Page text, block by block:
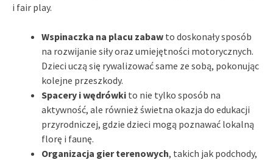
i fair play.
Wspinaczka na placu zabaw to doskonały sposób
na rozwijanie siły oraz umiejętności motorycznych.
Dzieci uczą się rywalizować same ze sobą, pokonując
kolejne przeszkody.
Spacery i wędrówki to nie tylko sposób na
aktywność, ale również świetna okazja do edukacji
przyrodniczej, gdzie dzieci mogą poznawać lokalną
florę i faunę.
Organizacja gier terenowych, takich jak podchody,